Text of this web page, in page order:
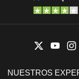
NUESTROS